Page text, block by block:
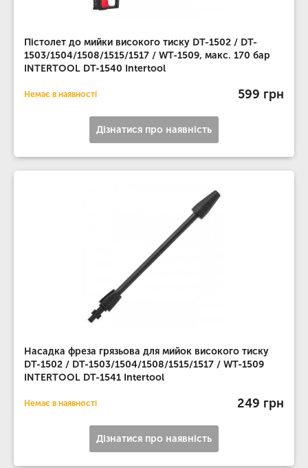
Пістолет до мийки високого тиску DT-1502 / DT-
1503/1504/1508/1515/1517 / WT-1509, макс. 170 бар
INTERTOOL DT-1540 Intertool
Немає в наявності 599 грн
Дізнатися про наявність
Насадка фреза грязьова для мийок високого тиску
DT-1502 / DT-1503/1504/1508/1515/1517 / WT-1509
INTERTOOL DT-1541 Intertool
Немає в наявності 249 грн
Дізнатися про наявність